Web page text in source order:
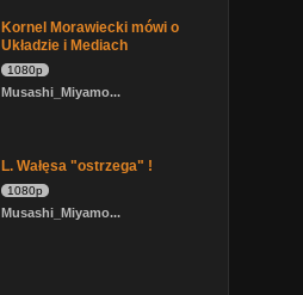
Kornel Morawiecki mówi o
Układzie i Mediach
1080p
Musashi_Miyamo...
L. Wałęsa "ostrzega" !
1080p
Musashi_Miyamo...